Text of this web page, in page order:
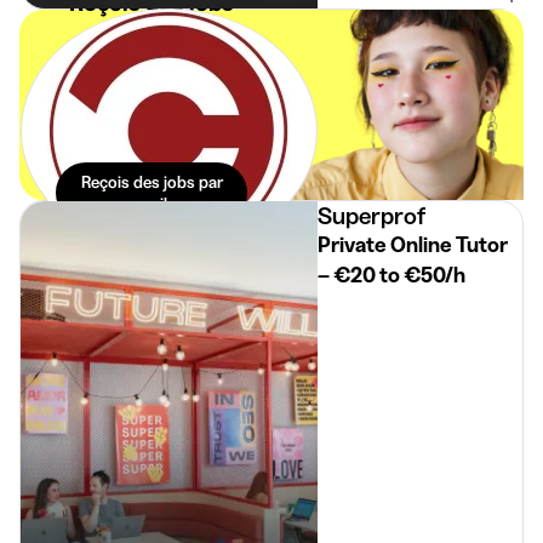
étudiants
spécialement
pour toi dans ta
boite mail. Sans
effort.
Reçois des jobs par
mail
Superprof
Private Online Tutor
– €20 to €50/h